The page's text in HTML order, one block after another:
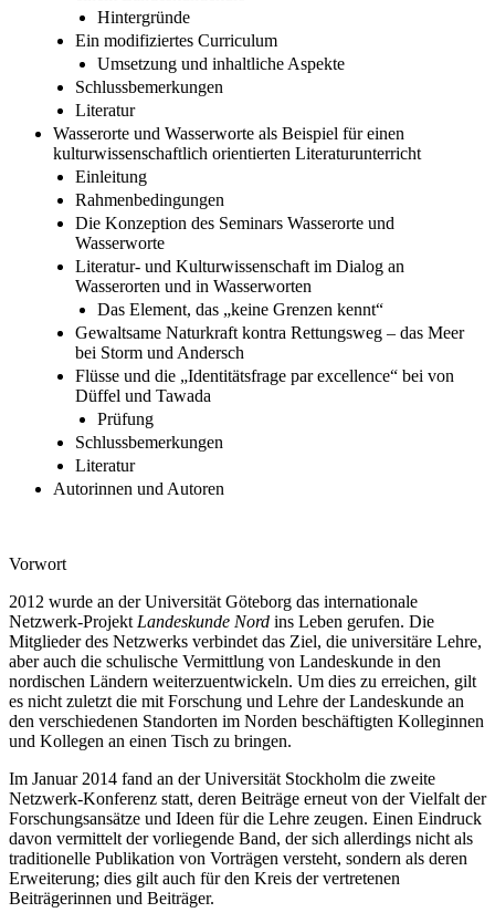
Hintergründe
Ein modifiziertes Curriculum
Umsetzung und inhaltliche Aspekte
Schlussbemerkungen
Literatur
Wasserorte und Wasserworte als Beispiel für einen
kulturwissenschaftlich orientierten Literaturunterricht
Einleitung
Rahmenbedingungen
Die Konzeption des Seminars Wasserorte und
Wasserworte
Literatur- und Kulturwissenschaft im Dialog an
Wasserorten und in Wasserworten
Das Element, das „keine Grenzen kennt“
Gewaltsame Naturkraft kontra Rettungsweg – das Meer
bei Storm und Andersch
Flüsse und die „Identitätsfrage par excellence“ bei von
Düffel und Tawada
Prüfung
Schlussbemerkungen
Literatur
Autorinnen und Autoren
Vorwort
2012 wurde an der Universität Göteborg das internationale
Netzwerk-Projekt Landeskunde Nord ins Leben gerufen. Die
Mitglieder des Netzwerks verbindet das Ziel, die universitäre Lehre,
aber auch die schulische Vermittlung von Landeskunde in den
nordischen Ländern weiterzuentwickeln. Um dies zu erreichen, gilt
es nicht zuletzt die mit Forschung und Lehre der Landeskunde an
den verschiedenen Standorten im Norden beschäftigten Kolleginnen
und Kollegen an einen Tisch zu bringen.
Im Januar 2014 fand an der Universität Stockholm die zweite
Netzwerk-Konferenz statt, deren Beiträge erneut von der Vielfalt der
Forschungsansätze und Ideen für die Lehre zeugen. Einen Eindruck
davon vermittelt der vorliegende Band, der sich allerdings nicht als
traditionelle Publikation von Vorträgen versteht, sondern als deren
Erweiterung; dies gilt auch für den Kreis der vertretenen
Beiträgerinnen und Beiträger.